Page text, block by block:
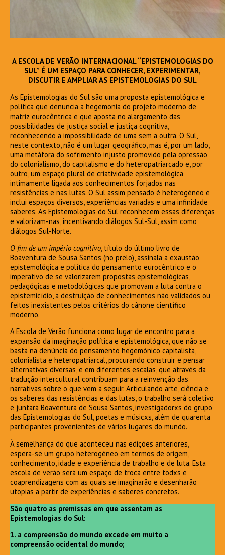
A ESCOLA DE VERÃO INTERNACIONAL “EPISTEMOLOGIAS DO
SUL” É UM ESPAÇO PARA CONHECER, EXPERIMENTAR,
DISCUTIR E AMPLIAR AS EPISTEMOLOGIAS DO SUL
As Epistemologias do Sul são uma proposta epistemológica e
política que denuncia a hegemonia do projeto moderno de
matriz eurocêntrica e que aposta no alargamento das
possibilidades de justiça social e justiça cognitiva,
reconhecendo a impossibilidade de uma sem a outra. O Sul,
neste contexto, não é um lugar geográfico, mas é, por um lado,
uma metáfora do sofrimento injusto promovido pela opressão
do colonialismo, do capitalismo e do heteropatriarcado e, por
outro, um espaço plural de criatividade epistemológica
intimamente ligada aos conhecimentos forjados nas
resistências e nas lutas. O Sul assim pensado é heterogéneo e
inclui espaços diversos, experiências variadas e uma infinidade
saberes. As Epistemologias do Sul reconhecem essas diferenças
e valorizam-nas, incentivando diálogos Sul-Sul, assim como
diálogos Sul-Norte.
O fim de um império cognitivo , título do último livro de
Boaventura de Sousa Santos (no prelo), assinala a exaustão
epistemológica e política do pensamento eurocêntrico e o
imperativo de se valorizarem propostas epistemológicas,
pedagógicas e metodológicas que promovam a luta contra o
epistemicídio, a destruição de conhecimentos não validados ou
feitos inexistentes pelos critérios do cânone científico
moderno.
A Escola de Verão funciona como lugar de encontro para a
expansão da imaginação política e epistemológica, que não se
basta na denúncia do pensamento hegemónico capitalista,
colonialista e heteropatriarcal, procurando construir e pensar
alternativas diversas, e em diferentes escalas, que através da
tradução intercultural contribuam para a reinvenção das
narrativas sobre o que vem a seguir. Articulando arte, ciência e
os saberes das resistências e das lutas, o trabalho será coletivo
e juntará Boaventura de Sousa Santos, investigadorxs do grupo
das Epistemologias do Sul, poetas e músicxs, além de quarenta
participantes provenientes de vários lugares do mundo.
À semelhança do que aconteceu nas edições anteriores,
espera-se um grupo heterogéneo em termos de origem,
conhecimento, idade e experiência de trabalho e de luta. Esta
escola de verão será um espaço de troca entre todxs e
coaprendizagens com as quais se imaginarão e desenharão
utopias a partir de experiências e saberes concretos.
São quatro as premissas em que assentam as
Epistemologias do Sul:
1. a compreensão do mundo excede em muito a
compreensão ocidental do mundo;